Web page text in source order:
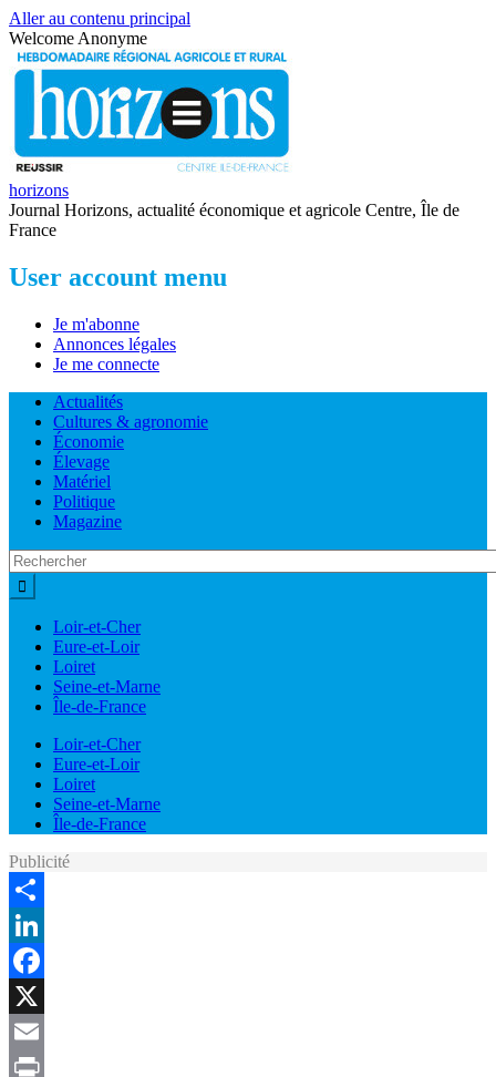
Aller au contenu principal
Welcome Anonyme
horizons
Journal Horizons, actualité économique et agricole Centre, Île de
France
User account menu
Je m'abonne
Annonces légales
Je me connecte
Actualités
Cultures & agronomie
Économie
Élevage
Matériel
Politique
Magazine
Loir-et-Cher
Eure-et-Loir
Loiret
Seine-et-Marne
Île-de-France
Loir-et-Cher
Eure-et-Loir
Loiret
Seine-et-Marne
Île-de-France
Publicité
Share
LinkedIn
Facebook
X
Email